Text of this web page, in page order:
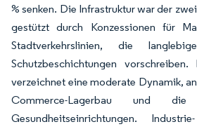
% senken. Die Infrastruktur war der
gestützt durch Konzessionen für
Stadtverkehrslinien, die
Schutzbeschichtungen
verzeichnet eine moderate Dynamik,
Commerce-Lagerbau und
Gesundheitseinrichtungen.